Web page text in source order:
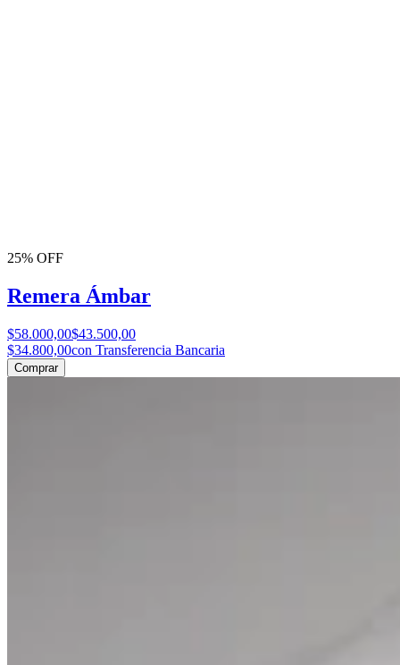
25% OFF
Remera Ámbar
$58.000,00$43.500,00
$34.800,00con Transferencia Bancaria
Comprar